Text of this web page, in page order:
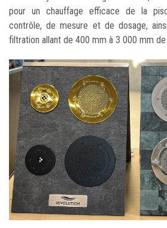
pour un chauffage efficace de la
contrôle, de mesure et de dosage,
filtration allant de 400 mm à 3 000 mm de